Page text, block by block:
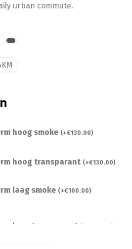
urban commute.
hoog smoke (+€130.00)
hoog transparant (+€130.00)
laag smoke (+€100.00)
laag transparant